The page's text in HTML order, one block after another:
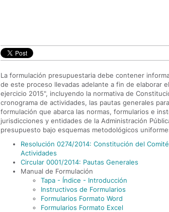
La formulación presupuestaria debe contener
de este proceso llevadas adelante a fin de elaborar
ejercicio 2015", incluyendo la normativa de
cronograma de actividades, las pautas generales
formulación que abarca las normas, formularios e
jurisdicciones y entidades de la Administración
presupuesto bajo esquemas metodológicos
Resolución 0274/2014: Constitución del
Actividades
Circular 0001/2014: Pautas Generales
Manual de Formulación
Tapa - Índice - Introducción
Instructivos de Formularios
Formularios Formato Word
Formularios Formato Excel